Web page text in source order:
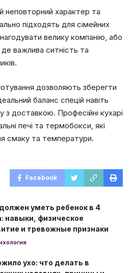
неповторний характер та
підходять для сімейних
велику компанію, або
важлива ситність та
дозволяють зберегти
баланс спецій навіть
з доставкою. Професійні кухарі
печі та термобокси, які
смаку та температури.
Facebook
уметь ребенок в 4
навыки, физическое
и тревожные признаки
ухо: что делать в